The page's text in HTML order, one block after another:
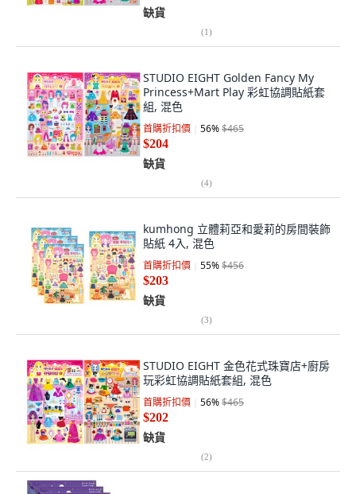
缺貨
(1)
STUDIO EIGHT Golden Fancy My
Princess+Mart Play 彩虹協調貼紙套
組, 混色
首購折扣價 56%$465
$204
缺貨
(4)
kumhong 立體莉亞和愛莉的房間裝飾
貼紙 4入, 混色
首購折扣價 55%$456
$203
缺貨
(3)
STUDIO EIGHT 金色花式珠寶店+廚房
玩彩虹協調貼紙套組, 混色
首購折扣價 56%$465
$202
缺貨
(2)